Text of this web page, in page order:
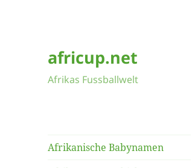
africup.net
Afrikas Fussballwelt
Afrikanische Babynamen